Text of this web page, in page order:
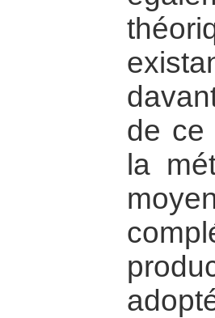
de ce
la